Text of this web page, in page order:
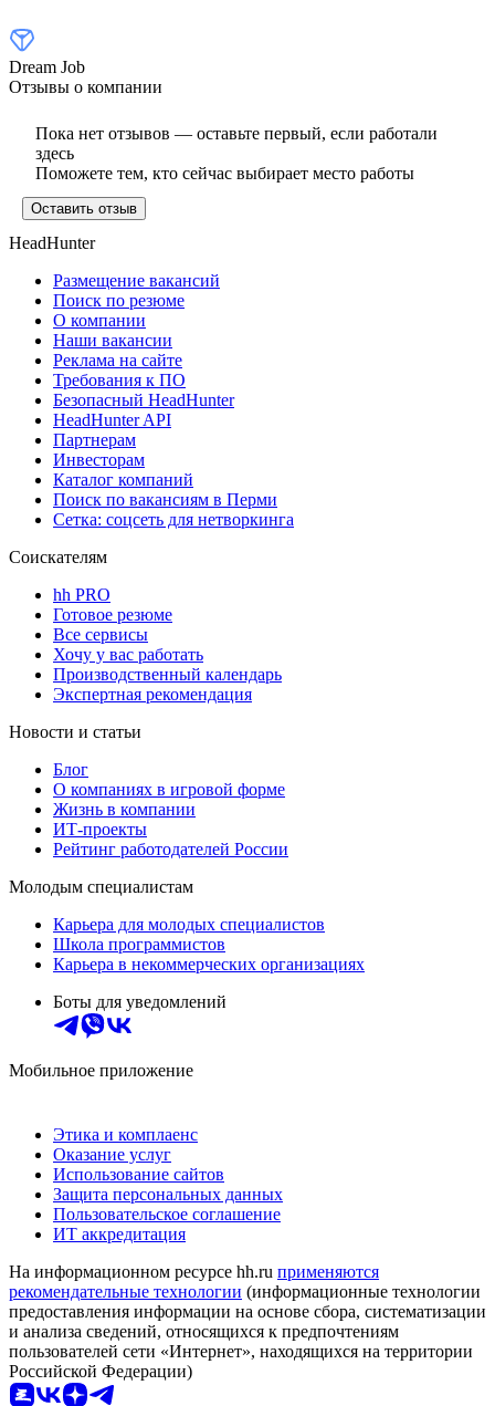
Dream Job
Отзывы о компании
Пока нет отзывов — оставьте первый, если работали
здесь
Поможете тем, кто сейчас выбирает место работы
Оставить отзыв
HeadHunter
Размещение вакансий
Поиск по резюме
О компании
Наши вакансии
Реклама на сайте
Требования к ПО
Безопасный HeadHunter
HeadHunter API
Партнерам
Инвесторам
Каталог компаний
Поиск по вакансиям в Перми
Сетка: соцсеть для нетворкинга
Соискателям
hh PRO
Готовое резюме
Все сервисы
Хочу у вас работать
Производственный календарь
Экспертная рекомендация
Новости и статьи
Блог
О компаниях в игровой форме
Жизнь в компании
ИТ-проекты
Рейтинг работодателей России
Молодым специалистам
Карьера для молодых специалистов
Школа программистов
Карьера в некоммерческих организациях
Боты для уведомлений
Мобильное приложение
Этика и комплаенс
Оказание услуг
Использование сайтов
Защита персональных данных
Пользовательское соглашение
ИТ аккредитация
На информационном ресурсе hh.ru применяются
рекомендательные технологии (информационные технологии
предоставления информации на основе сбора, систематизации
и анализа сведений, относящихся к предпочтениям
пользователей сети «Интернет», находящихся на территории
Российской Федерации)